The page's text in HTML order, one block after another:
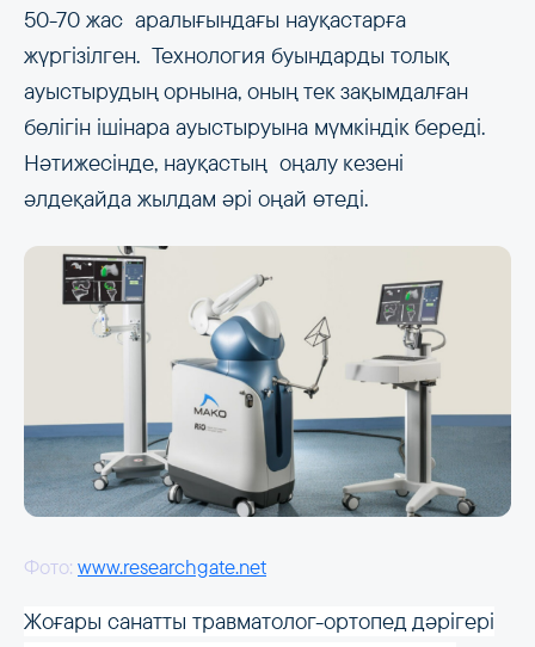
50-70 жас аралығындағы науқастарға
жүргізілген. Технология буындарды толық
ауыстырудың орнына, оның тек зақымдалған
бөлігін ішінара ауыстыруына мүмкіндік береді.
Нәтижесінде, науқастың оңалу кезені
әлдеқайда жылдам әрі оңай өтеді.
Фото: www.researchgate.net
Жоғары санатты травматолог-ортопед дәрігері